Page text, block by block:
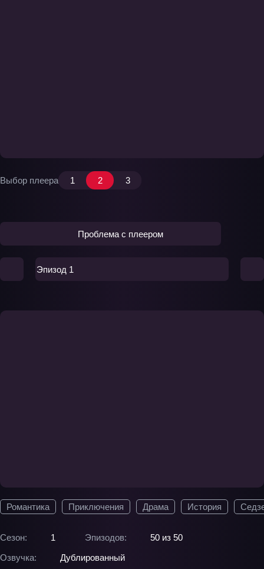
Романтика Приключения Драма История
Сезон: 1 Эпизодов:
50 из 50
Озвучка:
Дублированный
Выбор плеера 1 2 3
Проблема с плеером
Эпизод 1